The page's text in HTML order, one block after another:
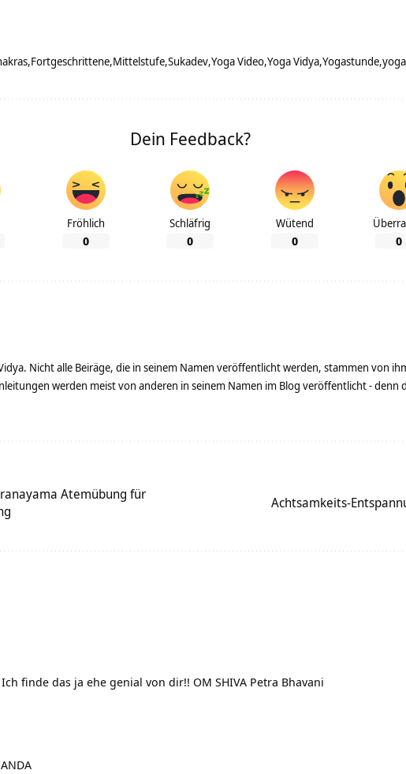
Fortgeschrittene Mittelstufe Sukadev Yoga Video Yoga Vidya Yogastunde
Dein Feedback?
Fröhlich
0
Schläfrig
0
Wütend
0 0
Nicht alle Beiräge, die in seinem Namen veröffentlicht werden, stammen von
werden meist von anderen in seinem Namen im Blog veröffentlicht - denn
Atemübung für
Achtsamkeits-
finde das ja ehe genial von dir!! OM SHIVA Petra Bhavani